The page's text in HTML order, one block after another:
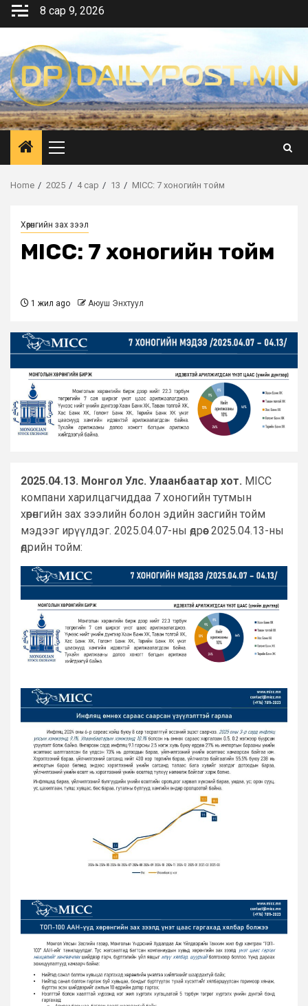
Skip
8 сар 9, 2026
Primary
Menu
Home 2025 4 сар 13 MICC: 7 хоногийн тойм
Хөрөнгийн зах зээл
MICC: 7 хоногийн тойм
1 жил ago Аюуш Энхтуул
2025.04.13. Монгол Улс. Улаанбаатар хот. MICC
компани харилцагчиддаа 7 хоногийн тутмын
хөрөнгийн зах зээлийн болон эдийн засгийн тойм
мэдээг ирүүлдэг. 2025.04.07-ны өдрөөс 2025.04.13-ны
өдрийн тойм: